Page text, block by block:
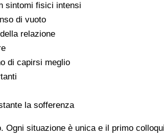
sintomi fisici intensi
di vuoto
relazione
di capirsi meglio
la sofferenza
situazione è unica e il primo